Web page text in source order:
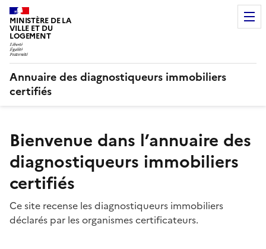
MINISTÈRE DE LA
VILLE ET DU
LOGEMENT
Annuaire des diagnostiqueurs immobiliers
certifiés
Bienvenue dans l’annuaire des
diagnostiqueurs immobiliers
certifiés
Ce site recense les diagnostiqueurs immobiliers
déclarés par les organismes certificateurs.